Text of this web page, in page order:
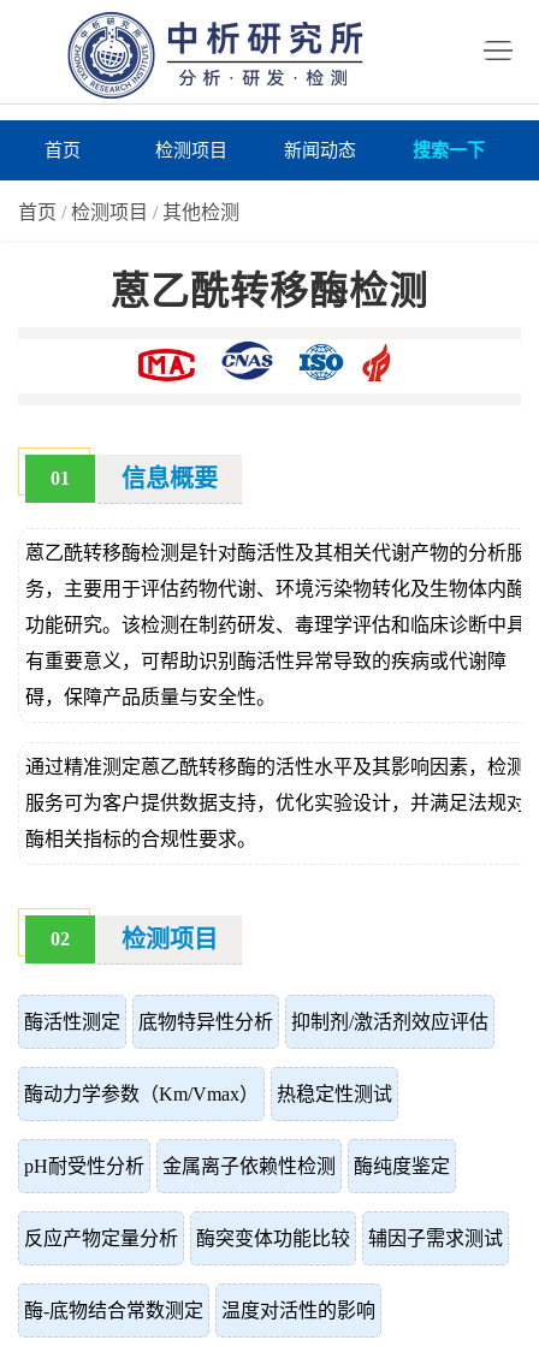
首页 检测项目 新闻动态 搜索一下
首页 /检测项目 /其他检测
蒽乙酰转移酶检测
01 信息概要
蒽乙酰转移酶检测是针对酶活性及其相关代谢产物的分析服
务，主要用于评估药物代谢、环境污染物转化及生物体内酶
功能研究。该检测在制药研发、毒理学评估和临床诊断中具
有重要意义，可帮助识别酶活性异常导致的疾病或代谢障
碍，保障产品质量与安全性。
通过精准测定蒽乙酰转移酶的活性水平及其影响因素，检测
服务可为客户提供数据支持，优化实验设计，并满足法规对
酶相关指标的合规性要求。
02 检测项目
酶活性测定 底物特异性分析 抑制剂/激活剂效应评估
酶动力学参数（Km/Vmax） 热稳定性测试
pH耐受性分析 金属离子依赖性检测 酶纯度鉴定
反应产物定量分析 酶突变体功能比较 辅因子需求测试
酶-底物结合常数测定 温度对活性的影响
价
真
伪
查